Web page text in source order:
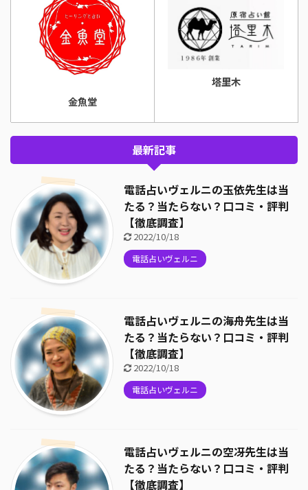
金魚堂
塔里木
最新記事
電話占いヴェルニの玉依先生は当
たる？当たらない？口コミ・評判
【徹底調査】
2022/10/18
電話占いヴェルニ
電話占いヴェルニの海舟先生は当
たる？当たらない？口コミ・評判
【徹底調査】
2022/10/18
電話占いヴェルニ
電話占いヴェルニの空冴先生は当
たる？当たらない？口コミ・評判
【徹底調査】